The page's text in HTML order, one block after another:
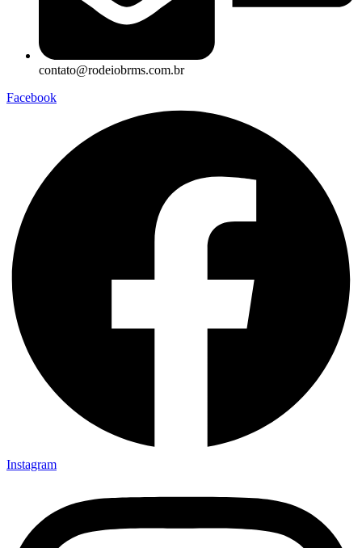
contato@rodeiobrms.com.br
Facebook
Instagram